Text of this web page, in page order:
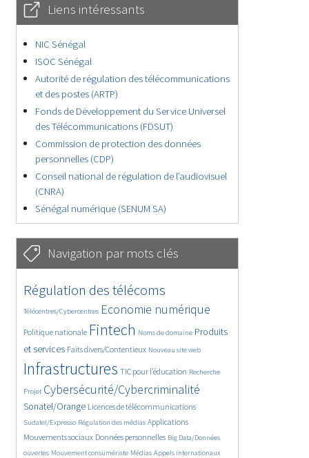
Liens intéressants
NIC Sénégal
ISOC Sénégal
Autorité de régulation des télécommunications
et des postes (ARTP)
Fonds de Développement du Service Universel
des Télécommunications (FDSUT)
Commission de protection des données
personnelles (CDP)
Conseil national de régulation de l’audiovisuel
(CNRA)
Sénégal numérique (SENUM SA)
Navigation par mots clés
4657/5713
Régulation des télécoms
364/5713
Télécentres/Cybercentres
3781/5713 Economie numérique
1877/5713
Politique nationale
5200/5713 Fintech
686/5713
Noms de domaine
2467/5713
Produits
et services
1616/5713 Faits divers/Contentieux
847/5713 Nouveau site web
5713/5713
Infrastructures
1835/5713
TIC pour l’éducation
202/5713
Recherche
247/5713
Projet
3633/5713Cybersécurité/Cybercriminalité
2323/5713
Sonatel/Orange
1629/5713 Licences de télécommunications
299/5713
Sudatel/Expresso
1019/5713 Régulation des médias
1526/5713 Applications
1232/5713
Mouvements sociaux
1670/5713 Données personnelles
146/5713
Big Data/Données
ouvertes
626/5713Mouvement consumériste
366/5713 Médias
751/5713
Appels internationaux